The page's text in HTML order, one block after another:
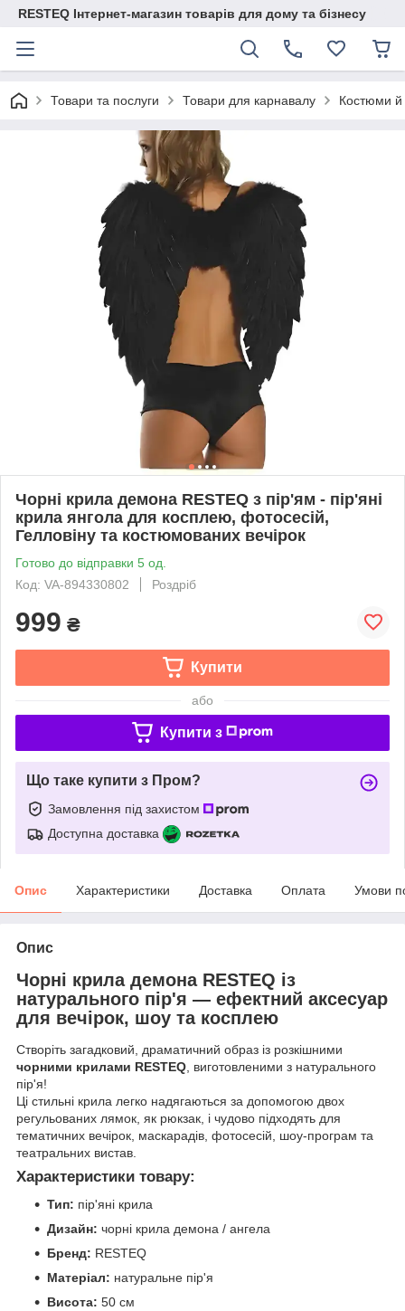
RESTEQ Інтернет-магазин товарів для дому та бізнесу
Товари та послуги Товари для карнавалу Костюми й
Чорні крила демона RESTEQ з пір'ям - пір'яні
крила янгола для косплею, фотосесій,
Гелловіну та костюмованих вечірок
Готово до відправки 5 од.
Код: VA-894330802
Роздріб
999 ₴
Купити
або
Купити з
Що таке купити з Пром?
Замовлення під захистом
Доступна доставка
Опис Характеристики Доставка Оплата Умови
Опис
Чорні крила демона RESTEQ із
натурального пір'я — ефектний аксесуар
для вечірок, шоу та косплею
Створіть загадковий, драматичний образ із розкішними
чорними крилами RESTEQ, виготовленими з натурального
пір'я!
Ці стильні крила легко надягаються за допомогою двох
регульованих лямок, як рюкзак, і чудово підходять для
тематичних вечірок, маскарадів, фотосесій, шоу-програм та
театральних вистав.
Характеристики товару:
Тип: пір'яні крила
Дизайн: чорні крила демона / ангела
Бренд: RESTEQ
Матеріал: натуральне пір'я
Висота: 50 см